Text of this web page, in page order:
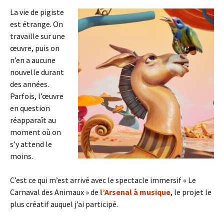
La vie de pigiste
est étrange. On
travaille sur une
œuvre, puis on
n’en a aucune
nouvelle durant
des années.
Parfois, l’œuvre
en question
réapparaît au
moment où on
s’y attend le
moins.
C’est ce qui m’est arrivé avec le spectacle immersif « Le
Carnaval des Animaux » de l’Arsenal à musique, le projet le
plus créatif auquel j’ai participé.